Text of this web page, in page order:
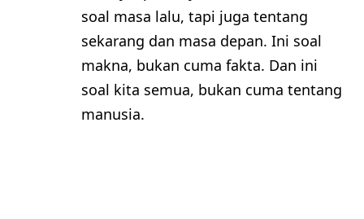
soal masa lalu, tapi juga tentang
sekarang dan masa depan. Ini soal
makna, bukan cuma fakta. Dan ini
soal kita semua, bukan cuma tentang
manusia.